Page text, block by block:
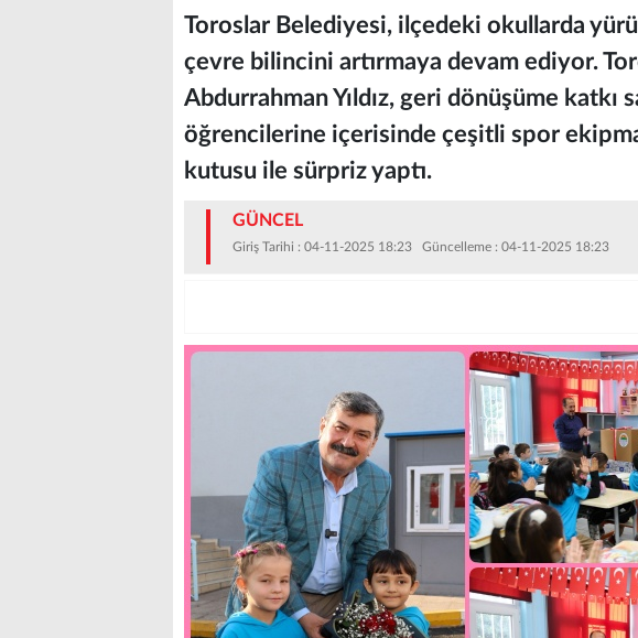
Toroslar Belediyesi, ilçedeki okullarda
çevre bilincini artırmaya devam ediyor.
Abdurrahman Yıldız, geri dönüşüme katkı
öğrencilerine içerisinde çeşitli spor
kutusu ile sürpriz yaptı.
GÜNCEL
Giriş Tarihi : 04-11-2025 18:23 Güncelleme : 04-11-2025 18:23